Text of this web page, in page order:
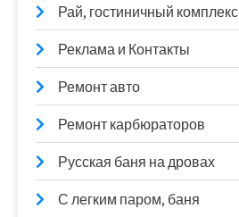
Рай, гостиничный комплекс
Реклама и Контакты
Ремонт авто
Ремонт карбюраторов
Русская баня на дровах
С легким паром, баня